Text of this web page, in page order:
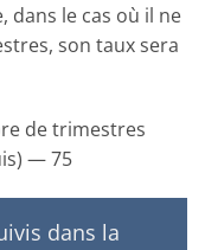
dans le cas où il ne
son taux sera
de trimestres
— 75
dans la